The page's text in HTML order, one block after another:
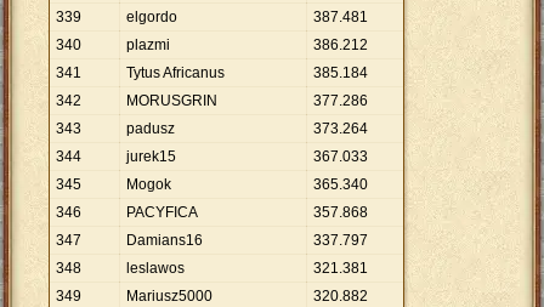
339
elgordo 387.481
340
plazmi 386.212
341
Tytus Africanus 385.184
342
MORUSGRIN 377.286
343
padusz 373.264
344
jurek15 367.033
345
Mogok 365.340
346
PACYFICA 357.868
347
Damians16 337.797
348
leslawos 321.381
349
Mariusz5000 320.882